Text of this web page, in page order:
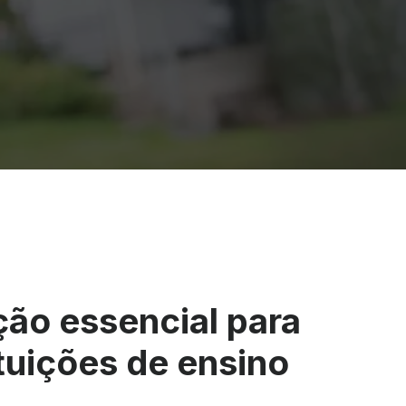
essencial para
de ensino